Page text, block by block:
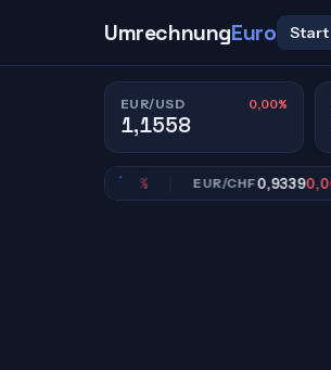
UmrechnungEuro Start
EUR/USD 0,00%
1,1558
EUR/CHF0,93390,00%